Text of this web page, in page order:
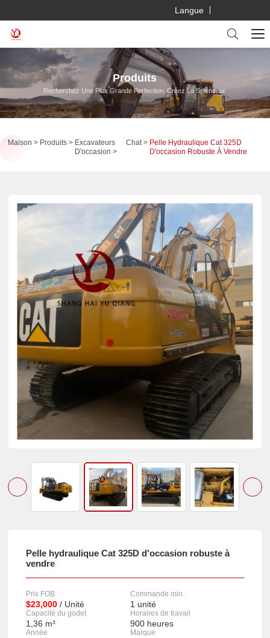
Langue
Produits
Recherchez Une Plus Grande Perfection, Créez La Splendeur.
Maison Produits
Excavateurs
D'occasion
Chat
Pelle Hydraulique Cat 325D
D'occasion Robuste À Vendre
Pelle hydraulique Cat 325D d'occasion robuste à
vendre
Prix FOB
$23,000 / Unité
Commande min.
1 unité
Capacité du godet
1,36 m³
Horaires de travail
900 heures
Année Marque